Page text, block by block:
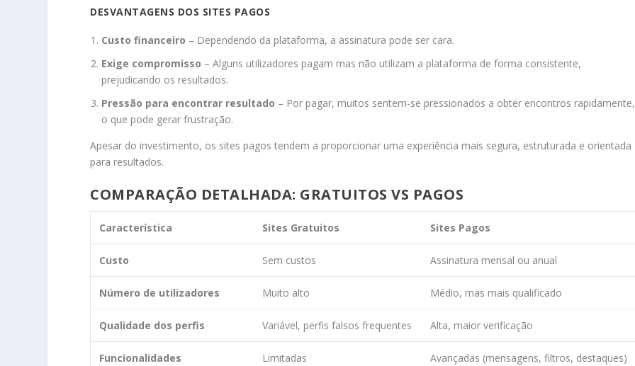
DESVANTAGENS DOS SITES PAGOS
Custo financeiro – Dependendo da plataforma, a assinatura pode ser cara.
Exige compromisso – Alguns utilizadores pagam mas não utilizam a plataforma de forma consistente,
prejudicando os resultados.
Pressão para encontrar resultado – Por pagar, muitos sentem-se pressionados a obter encontros rapidamente,
o que pode gerar frustração.
Apesar do investimento, os sites pagos tendem a proporcionar uma experiência mais segura, estruturada e orientada
para resultados.
COMPARAÇÃO DETALHADA: GRATUITOS VS PAGOS
Característica Sites Gratuitos Sites Pagos
Custo Sem custos Assinatura mensal ou anual
Número de utilizadores Muito alto Médio, mas mais qualificado
Qualidade dos perfis Variável, perfis falsos frequentes Alta, maior verificação
Funcionalidades Limitadas Avançadas (mensagens, filtros, destaques)